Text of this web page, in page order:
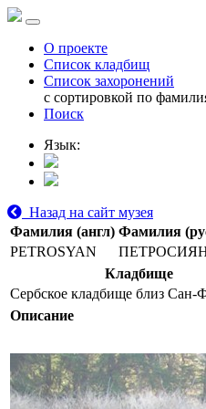
О проекте
Список кладбищ
Список захоронений
с сортировкой по
Поиск
Язык:
Назад на сайт музея
Фамилия (англ) Фамилия
PETROSYAN
Кладбище
Сербское кладбище близ Сан-
Описание